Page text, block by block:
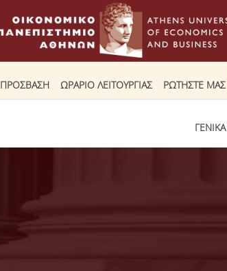
ΠΡΟΣΒΑΣΗ ΩΡΑΡΙΟ ΛΕΙΤΟΥΡΓΙΑΣ ΡΩΤΗΣΤΕ ΜΑΣ
ΓΕΝΙΚΑ